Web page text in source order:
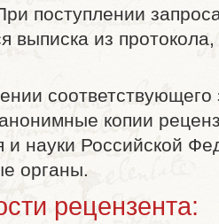
поступлении
выписка из
копии
и науки Российской
органы.
рецензента: